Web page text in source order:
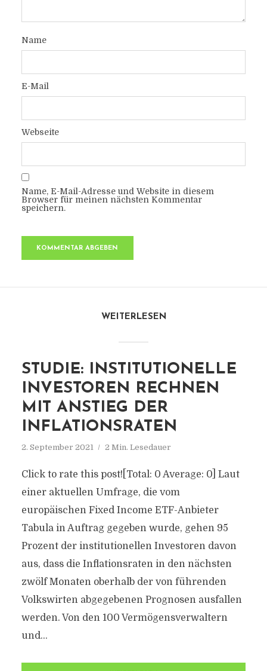
Name
E-Mail
Webseite
Name, E-Mail-Adresse und Website in diesem
Browser für meinen nächsten Kommentar
speichern.
WEITERLESEN
STUDIE: INSTITUTIONELLE
INVESTOREN RECHNEN
MIT ANSTIEG DER
INFLATIONSRATEN
2. September 2021 2 Min. Lesedauer
Click to rate this post![Total: 0 Average: 0] Laut
einer aktuellen Umfrage, die vom
europäischen Fixed Income ETF-Anbieter
Tabula in Auftrag gegeben wurde, gehen 95
Prozent der institutionellen Investoren davon
aus, dass die Inflationsraten in den nächsten
zwölf Monaten oberhalb der von führenden
Volkswirten abgegebenen Prognosen ausfallen
werden. Von den 100 Vermögensverwaltern
und...